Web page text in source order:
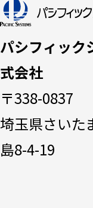
パシフィック
式会社
〒338-0837
埼玉県さいた
島8-4-19